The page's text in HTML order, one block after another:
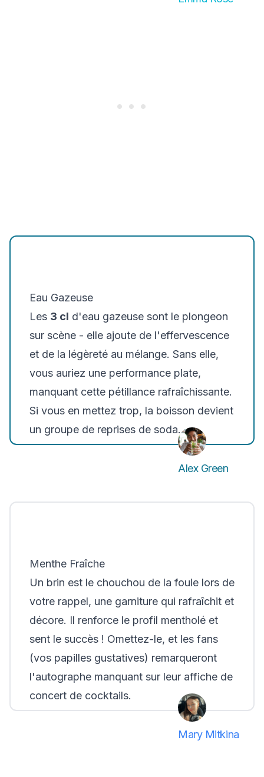
Eau Gazeuse
Les 3 cl d'eau gazeuse sont le plongeon
sur scène - elle ajoute de l'effervescence
et de la légèreté au mélange. Sans elle,
vous auriez une performance plate,
manquant cette pétillance rafraîchissante.
Si vous en mettez trop, la boisson devient
un groupe de reprises de soda.
Alex Green
Menthe Fraîche
Un brin est le chouchou de la foule lors de
votre rappel, une garniture qui rafraîchit et
décore. Il renforce le profil mentholé et
sent le succès ! Omettez-le, et les fans
(vos papilles gustatives) remarqueront
l'autographe manquant sur leur affiche de
concert de cocktails.
Mary Mitkina